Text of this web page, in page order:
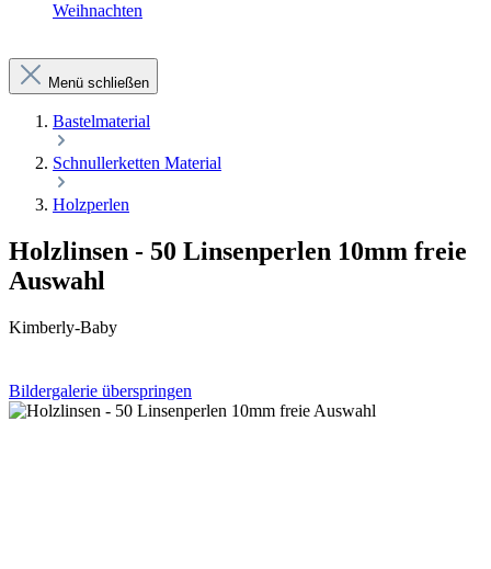
Weihnachten
Menü schließen
Bastelmaterial
Schnullerketten Material
Holzperlen
Holzlinsen - 50 Linsenperlen 10mm freie
Auswahl
Kimberly-Baby
Bildergalerie überspringen